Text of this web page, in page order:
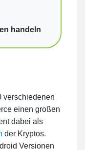
handeln
verschiedenen
einen großen
dabei als
der Kryptos.
Versionen